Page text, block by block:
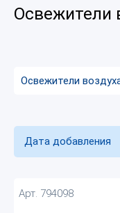
Освежители
Освежители
Дата добавления
Арт. 794098